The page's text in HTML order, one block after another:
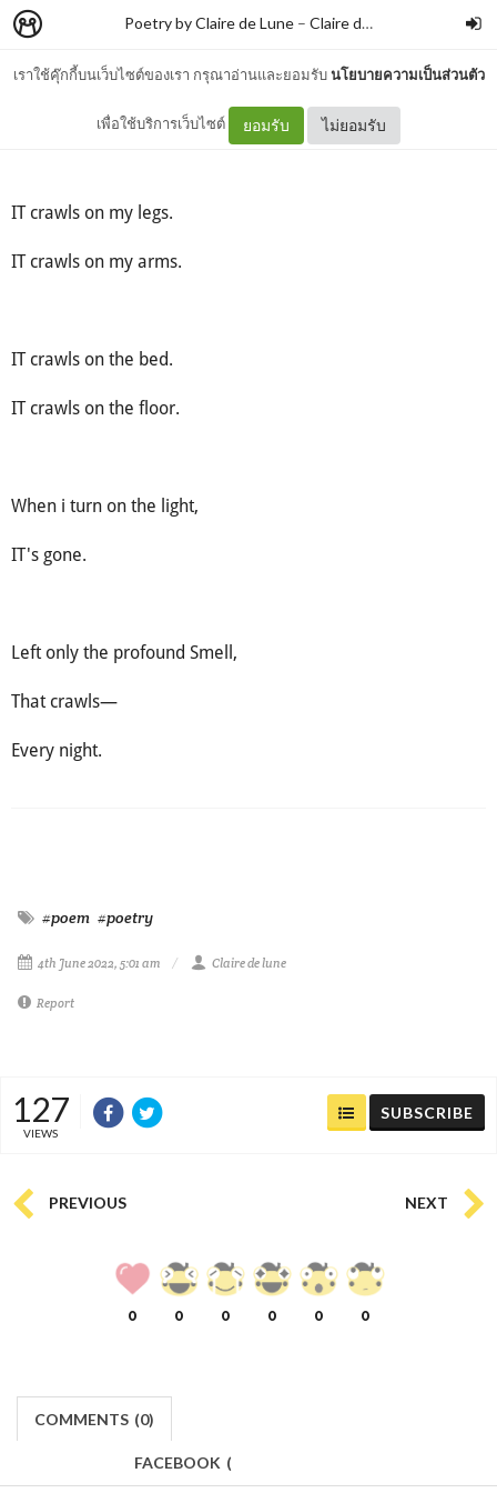
เราใช้คุ๊กกี้บนเว็บไซต์ของเรา กรุณาอ่านและยอมรับนโยบายความเป็นส่วนตัว
เพื่อใช้บริการเว็บไซต์ ยอมรับ ไม่ยอมรับ
Poetry by Claire de Lune – Claire de lune
Crawl
IT crawls on my legs.
IT crawls on my arms.
IT crawls on the bed.
IT crawls on the floor.
When i turn on the light,
IT's gone.
Left only the profound Smell,
That crawls—
Every night.
#poem #poetry
4th June 2022, 5:01 am Claire de lune
Report
127
VIEWS
SUBSCRIBE
PREVIOUS NEXT
0 0 0 0 0 0
COMMENTS (0)
FACEBOOK (